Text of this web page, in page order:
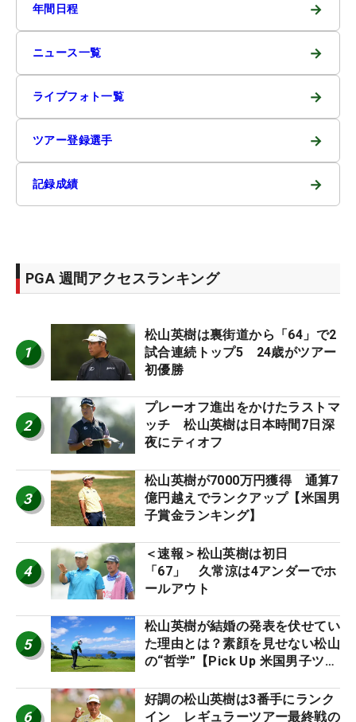
年間日程 →
ニュース一覧 →
ライブフォト一覧 →
ツアー登録選手 →
記録成績 →
PGA 週間アクセスランキング
1
松山英樹は裏街道から「64」で2
試合連続トップ5 24歳がツアー
初優勝
2
プレーオフ進出をかけたラストマ
ッチ 松山英樹は日本時間7日深
夜にティオフ
3
松山英樹が7000万円獲得 通算7
億円越えでランクアップ【米国男
子賞金ランキング】
4
＜速報＞松山英樹は初日
「67」 久常涼は4アンダーでホ
ールアウト
5
松山英樹が結婚の発表を伏せてい
た理由とは？素顔を見せない松山
の“哲学”【Pick Up 米国男子ツア
6
好調の松山英樹は3番手にランク
イン レギュラーツアー最終戦の